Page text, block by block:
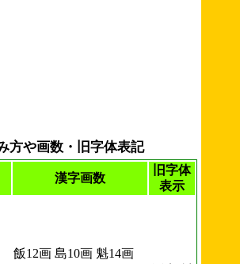
方や画数・旧字体表記
漢字画数
旧字体
表示
飯12画 島10画 魁14画